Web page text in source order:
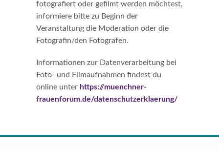
fotografiert oder gefilmt werden möchtest,
informiere bitte zu Beginn der
Veranstaltung die Moderation oder die
Fotografin/den Fotografen.
Informationen zur Datenverarbeitung bei
Foto- und Filmaufnahmen findest du
online unter https://muenchner-
frauenforum.de/datenschutzerklaerung/